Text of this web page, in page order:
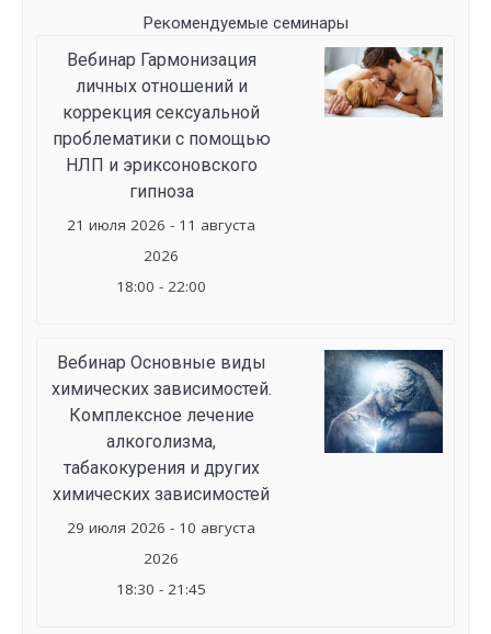
Рекомендуемые семинары
Вебинар Гармонизация
личных отношений и
коррекция сексуальной
проблематики с помощью
НЛП и эриксоновского
гипноза
21 июля 2026 - 11 августа
2026
18:00 - 22:00
Вебинар Основные виды
химических зависимостей.
Комплексное лечение
алкоголизма,
табакокурения и других
химических зависимостей
29 июля 2026 - 10 августа
2026
18:30 - 21:45